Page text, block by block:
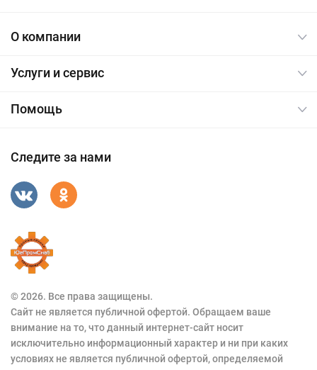
О компании
Услуги и сервис
Помощь
Следите за нами
© 2026. Все права защищены.
Сайт не является публичной офертой. Обращаем ваше
внимание на то, что данный интернет-сайт носит
исключительно информационный характер и ни при каких
условиях не является публичной офертой, определяемой